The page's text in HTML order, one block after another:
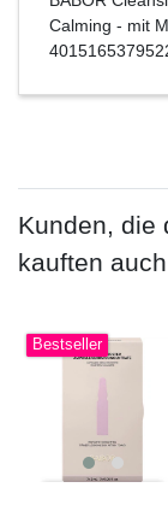
Calming - mit
Kunden, die
kauften
Bestseller